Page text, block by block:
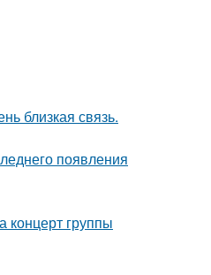
близкая связь.
появления
концерт группы